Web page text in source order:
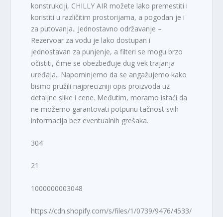
konstrukciji, CHILLY AIR možete lako premestiti i
koristiti u različitim prostorijama, a pogodan je i
za putovanja.. Jednostavno održavanje –
Rezervoar za vodu je lako dostupan i
jednostavan za punjenje, a filteri se mogu brzo
očistiti, čime se obezbeđuje dug vek trajanja
uređaja.. Napominjemo da se angažujemo kako
bismo pružili najprecizniji opis proizvoda uz
detaljne slike i cene. Međutim, moramo istaći da
ne možemo garantovati potpunu tačnost svih
informacija bez eventualnih grešaka.
304
21
1000000003048
https://cdn.shopify.com/s/files/1/0739/9476/4533/